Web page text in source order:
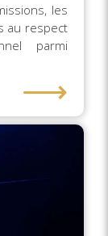
les
au respect
parmi
⟶